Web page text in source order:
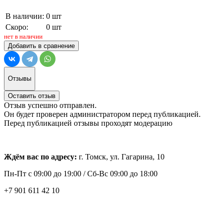
В наличии: 0 шт
Скоро:
0 шт
нет в наличии
Добавить в сравнение
Отзывы
Оставить отзыв
Отзыв успешно отправлен.
Он будет проверен администратором перед публикацией.
Перед публикацией отзывы проходят модерацию
Ждём вас по адресу: г. Томск, ул. Гагарина, 10
Пн-Пт с 09:00 до 19:00 /Сб-Вс 09:00 до 18:00
+7 901 611 42 10